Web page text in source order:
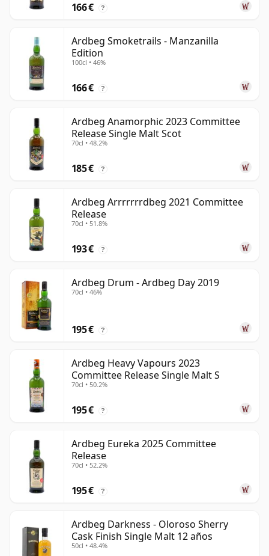
166 € ?
Ardbeg Smoketrails - Manzanilla
Edition
100cl • 46%
166 € ?
Ardbeg Anamorphic 2023 Committee
Release Single Malt Scot
70cl • 48.2%
185 € ?
Ardbeg Arrrrrrrdbeg 2021 Committee
Release
70cl • 51.8%
193 € ?
Ardbeg Drum - Ardbeg Day 2019
70cl • 46%
195 € ?
Ardbeg Heavy Vapours 2023
Committee Release Single Malt S
70cl • 50.2%
195 € ?
Ardbeg Eureka 2025 Committee
Release
70cl • 52.2%
195 € ?
Ardbeg Darkness - Oloroso Sherry
Cask Finish Single Malt 12 años
50cl • 48.4%